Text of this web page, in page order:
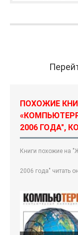
ПОХОЖИЕ
2006 ГОДА",
Книги похожие на
2006 года" читать